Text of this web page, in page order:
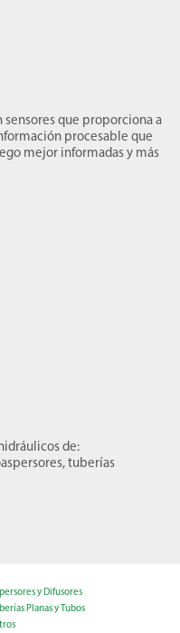
sensores que proporciona a
procesable que
mejor informadas y más
de:
tuberías
y Difusores
Planas y Tubos